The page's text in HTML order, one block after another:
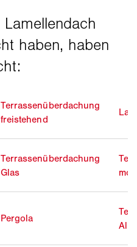
Terrassenüberdachung
freistehend
Terrassenüberdachung
Glas
Pergola
Alu